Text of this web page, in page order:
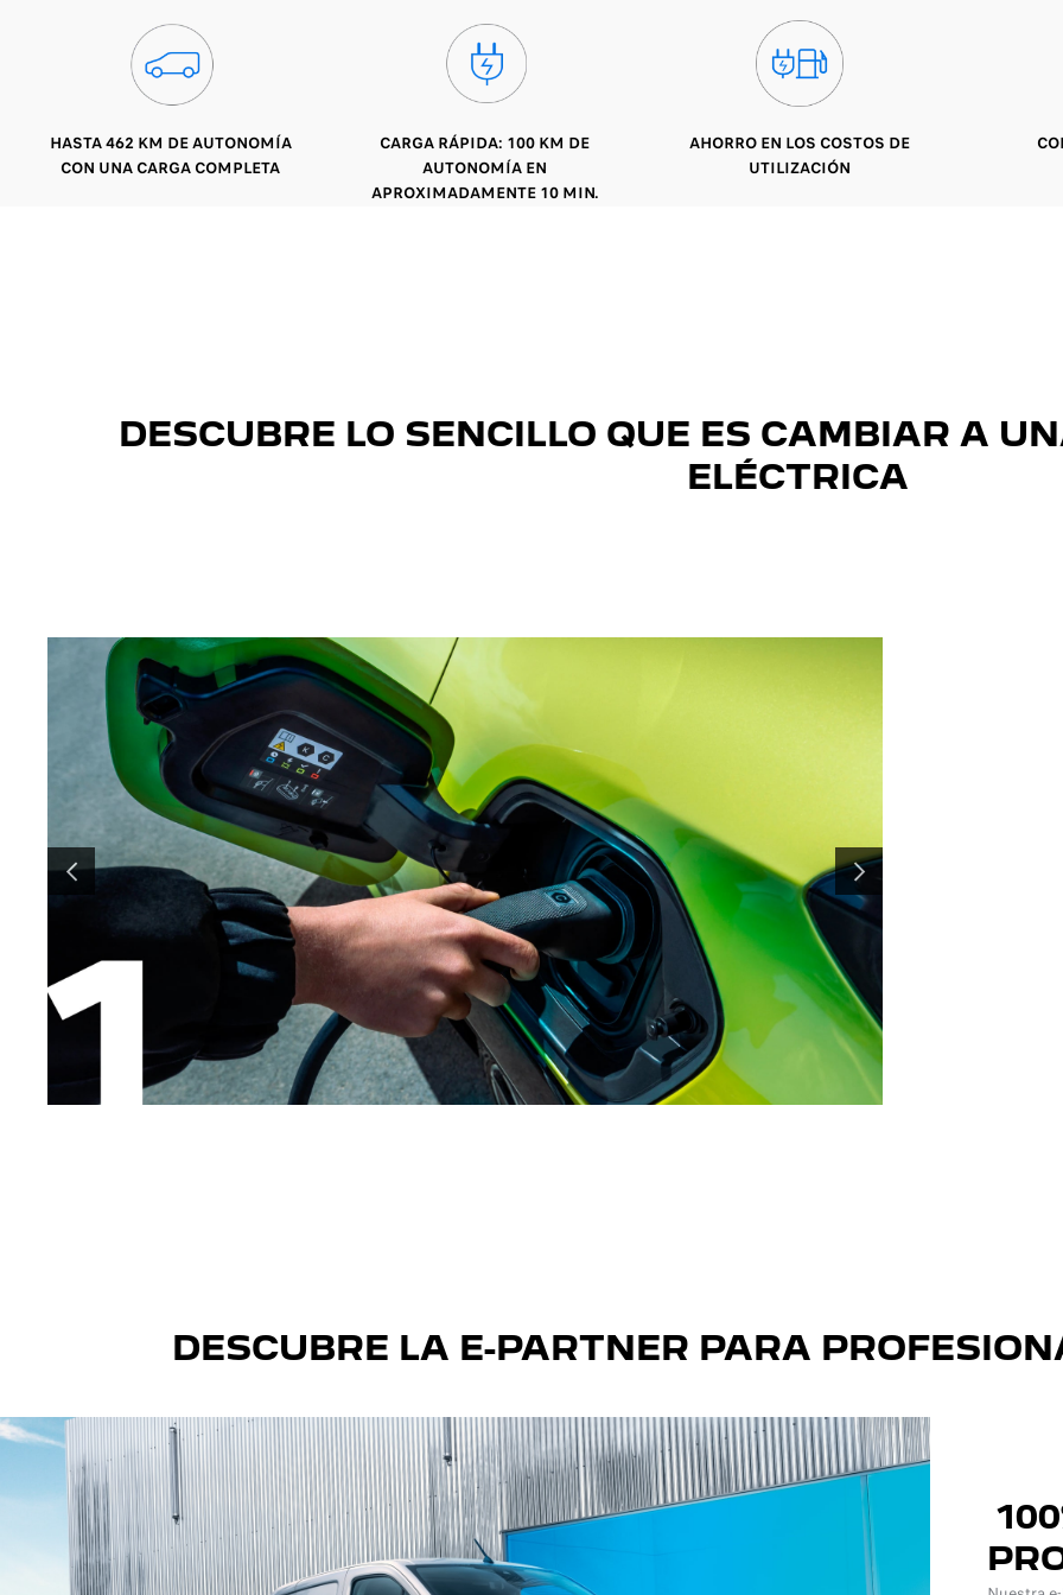
HASTA 462 KM DE AUTONOMÍA
CON UNA CARGA COMPLETA
CARGA RÁPIDA: 100 KM DE
AUTONOMÍA EN
APROXIMADAMENTE 10 MIN.
AHORRO EN LOS COSTOS DE
UTILIZACIÓN
DESCUBRE LO SENCILLO QUE ES CAMBIAR A
ELÉCTRICA
ANTERIOR SIGUIENTE
¿QUÉ SE SIENTE AL
CONDUCIR UN
VEHÍCULO
ELÉCTRICO?
Con nuestra gama 100% eléctrica, disfruta del placer de
conducir un eléctrico sin concesiones: 0 ruidos, 0
vibraciones, 0 cambios de marcha, 0 combustible y 0
emisiones de CO
al conducir. En la ciudad, los vehículos
eléctricos también ayudan a reducir la contaminación
acústica. Tus sensaciones de conducción mejoran, tu
tranquilidad y la de tus pasajeros también.
DESCUBRE LA E-PARTNER PARA